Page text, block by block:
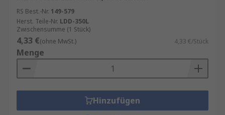
RS Best.-Nr. 149-579
Herst. Teile-Nr. LDD-350L
Zwischensumme (1 Stück)
4,33 €(ohne MwSt.) 4,33 €/Stück
Menge
Hinzufügen